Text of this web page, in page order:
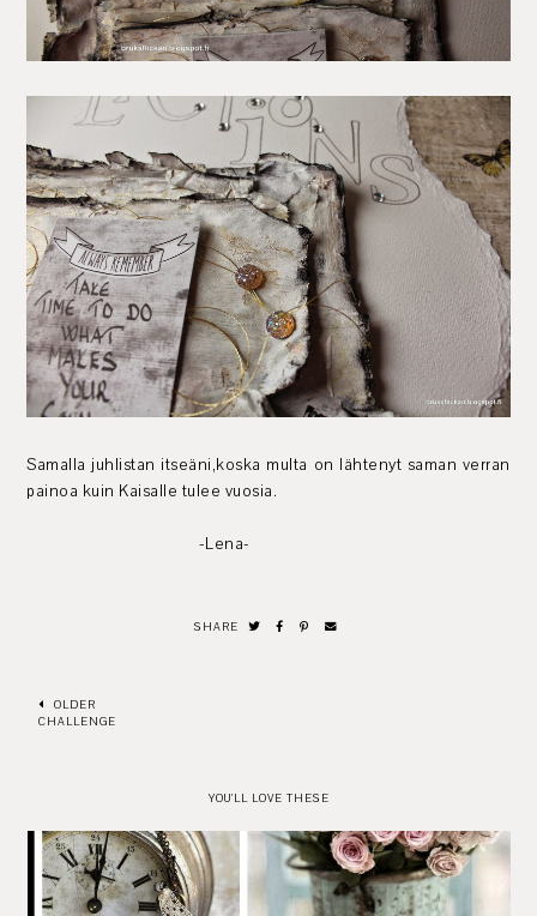
Samalla juhlistan itseäni,koska multa on lähtenyt saman verran
painoa kuin Kaisalle tulee vuosia.
-Lena-
SHARE
OLDER
CHALLENGE
YOU'LL LOVE THESE